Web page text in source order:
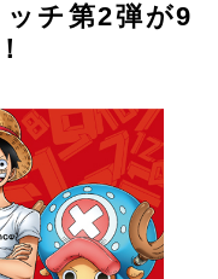
チ第2弾が9